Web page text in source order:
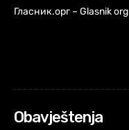
Гласник.орг – Glasnik org
Obavještenja